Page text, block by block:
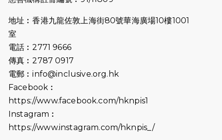
🌟
2025-06-15
會及愛。匯聚商龍會支持！
2025-06-09
《猛龍傳之誰怕誰》電影欣賞 - 感謝
生，GBS，JP出席
2025-06-06
《為你喝采陳百強歌迷會》慷慨贊助
38張門票欣賞香港中樂團 X 陳百強 —
地址︰香港九龍佐敦上海街80號華海廣場10樓1001
室
電話︰2771 9666
傳真︰2787 0917
電郵︰info@inclusive.org.hk
Facebook︰
https://www.facebook.com/hknpis1
Instagram︰
https://www.instagram.com/hknpis_/